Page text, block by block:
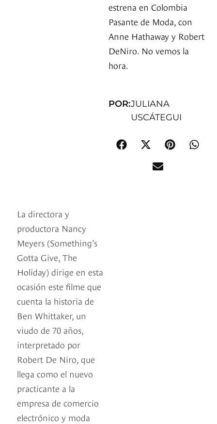
estrena en Colombia
Pasante de Moda, con
Anne Hathaway y Robert
DeNiro. No vemos la
hora.
POR:JULIANA
USCÁTEGUI
La directora y
productora Nancy
Meyers (Something’s
Gotta Give, The
Holiday) dirige en esta
ocasión este filme que
cuenta la historia de
Ben Whittaker, un
viudo de 70 años,
interpretado por
Robert De Niro, que
llega como el nuevo
practicante a la
empresa de comercio
electrónico y moda